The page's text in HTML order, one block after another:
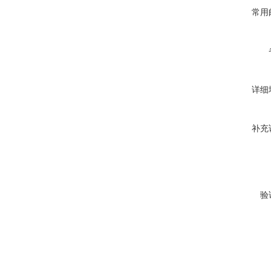
常用
详细
补充
验